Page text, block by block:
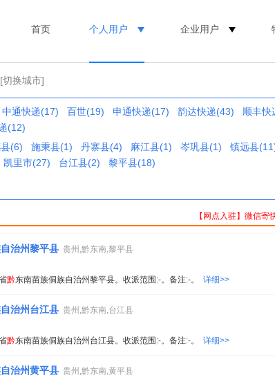
首页 个人用户 企业用户
[切换城市]
中通快递(17) 百世(19) 申通快递(17) 韵达快递(43) 顺丰快
(12)
(6) 施秉县(1) 丹寨县(4) 麻江县(1) 岑巩县(1) 镇远县
凯里市(27) 台江县(2)
黎平县(18)
【网点入驻】微信
治州黎平县 贵州,黔东南,黎平县
黔东南苗族侗族自治州黎平县。收派范围:-。备注:-。 详细>>
治州台江县 贵州,黔东南,台江县
黔东南苗族侗族自治州台江县。收派范围:-。备注:-。 详细>>
治州黄平县 贵州,黔东南,黄平县